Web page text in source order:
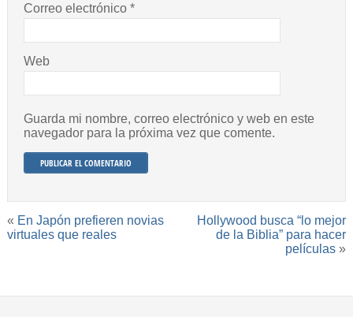
Correo electrónico *
Web
Guarda mi nombre, correo electrónico y web en este
navegador para la próxima vez que comente.
« En Japón prefieren novias
virtuales que reales
Hollywood busca “lo mejor
de la Biblia” para hacer
películas »